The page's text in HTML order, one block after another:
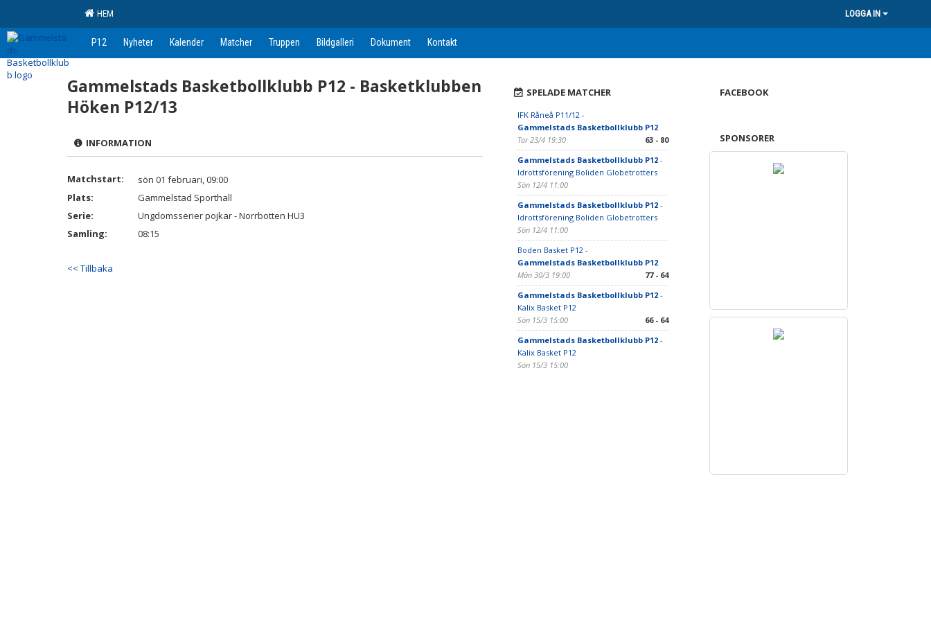
HEM LOGGA IN
P12 Nyheter Kalender Matcher Truppen Bildgalleri Dokument Kontakt
Gammelstads Basketbollklubb P12 - Basketklubben
Höken P12/13
INFORMATION
Matchstart:
sön 01 februari, 09:00
Plats:
Gammelstad Sporthall
Serie:
Ungdomsserier pojkar - Norrbotten HU3
Samling:
08:15
<< Tillbaka
SPELADE MATCHER
IFK Råneå P11/12 -
Gammelstads Basketbollklubb P12
Tor 23/4 19:30
63 - 80
Gammelstads Basketbollklubb P12-
Idrottsförening Boliden Globetrotters
Sön 12/4 11:00
Gammelstads Basketbollklubb P12-
Idrottsförening Boliden Globetrotters
Sön 12/4 11:00
Boden Basket P12 -
Gammelstads Basketbollklubb P12
Mån 30/3 19:00
77 - 64
Gammelstads Basketbollklubb P12-
Kalix Basket P12
Sön 15/3 15:00
66 - 64
Gammelstads Basketbollklubb P12-
Kalix Basket P12
Sön 15/3 15:00
FACEBOOK
SPONSORER